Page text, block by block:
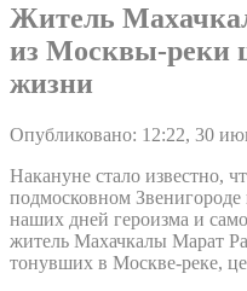
Житель
из Москвы-реки
жизни
Опубликовано: 12:22, 30
Накануне стало известно,
подмосковном
наших дней героизма и
житель Махачкалы Марат
тонувших в Москве-реке,